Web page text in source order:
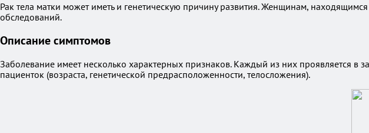
Рак тела матки может иметь и генетическую причину развития. Женщинам,
обследований.
Описание симптомов
Заболевание имеет несколько характерных признаков. Каждый из них проявляется в
пациенток (возраста, генетической предрасположенности, телосложения).